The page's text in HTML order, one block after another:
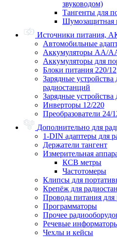
звуководом)
Тангенты для
Шумозащитная
Источники питания,
Автомобильные
Аккумуляторы АА/
Аккумуляторы для
Блоки питания 220/12
Зарядные
радиостанций
Зарядные
Инверторы 12/220
Преобразователи 24/
Дополнительно для
1-DIN адаптеры для
Держатели тангент
Измерительная
КСВ метры
Частотомеры
Клипсы для
Крепёж для
Провода питания для
Программаторы
Прочее
Речевые
Чехлы и кейсы